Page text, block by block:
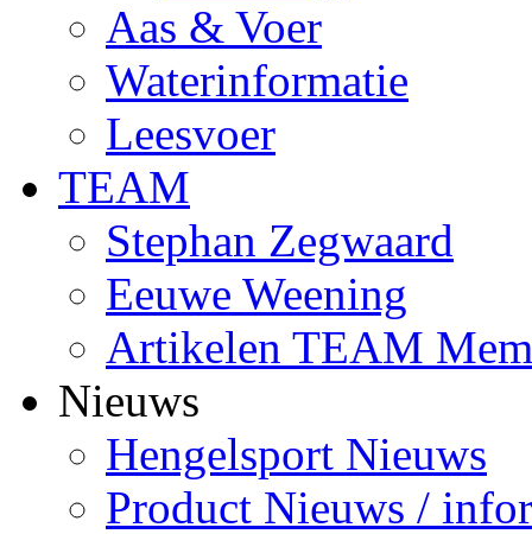
Aas & Voer
Waterinformatie
Leesvoer
TEAM
Stephan Zegwaard
Eeuwe Weening
Artikelen TEAM
Nieuws
Hengelsport Nieuws
Product Nieuws /